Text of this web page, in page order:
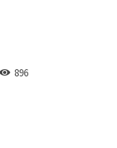
896